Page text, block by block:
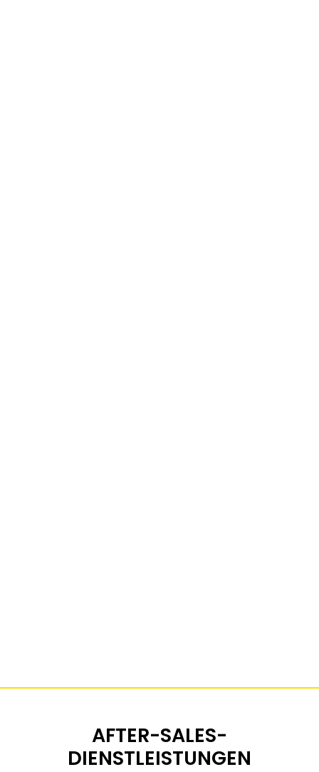
AFTER-SALES-
DIENSTLEISTUNGEN